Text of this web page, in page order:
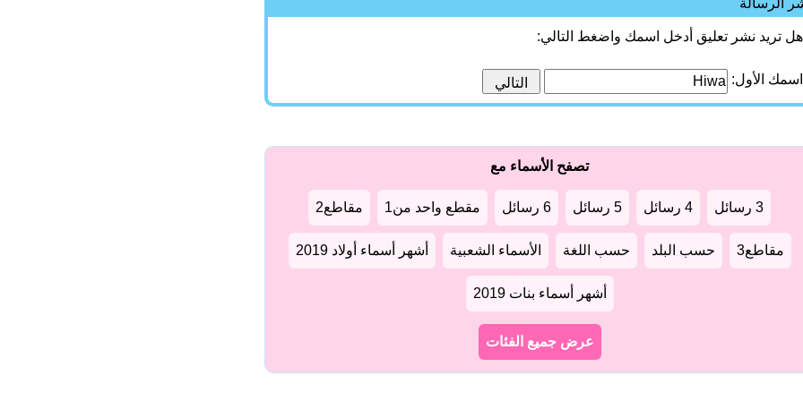
الرسالة
هل تريد نشر تعليق أدخل اسمك واضغط التالي:
اسمك الأول:
تصفح الأسماء مع
3 رسائل 4 رسائل 5 رسائل 6 رسائل مقطع واحد من1 مقاطع2
مقاطع3 حسب البلد حسب اللغة الأسماء الشعبية أشهر أسماء أولاد 2019
أشهر أسماء بنات 2019
عرض جميع الفئات